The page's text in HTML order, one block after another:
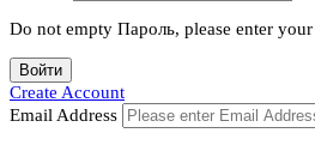
Do not empty Пароль, please enter
Войти
Create Account
Email Address